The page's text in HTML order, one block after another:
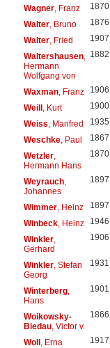
Wagner, Franz 1870
Walter, Bruno 1876
Walter, Fried 1907
Waltershausen,
Hermann
Wolfgang von
1882
Waxman, Franz 1906
Weill, Kurt 1900
Weiss , Manfred 1935
Weschke, Paul 1867
Wetzler,
Hermann Hans
1870
Weyrauch,
Johannes
1897
Wimmer, Heinz 1897
Winbeck, Heinz 1946
Winkler,
Gerhard
1906
Winkler, Stefan
Georg
1931
Winterberg,
Hans
1901
Woikowsky-
Biedau, Victor v.
1866
Woll, Erna 1917